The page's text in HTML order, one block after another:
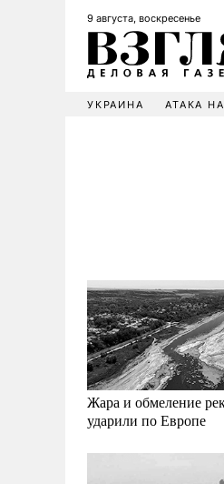
9 августа, воскресенье
УКРАИНА АТАКА
Жара и обмеление
ударили по Европе